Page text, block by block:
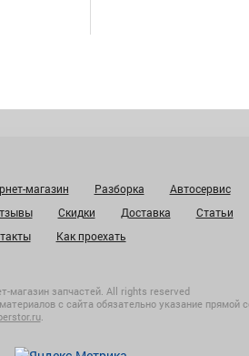
магазин Разборка
Автосервис
Скидки Доставка Статьи
Как проехать
магазин запчастей. All rights reserved
с сайта обязательно указание прямой
.